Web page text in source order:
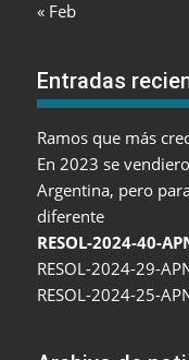
« Feb
Entradas
Ramos que más
En 2023 se
Argentina, pero
diferente
RESOL-2024-40-
RESOL-2024-29-
RESOL-2024-25-